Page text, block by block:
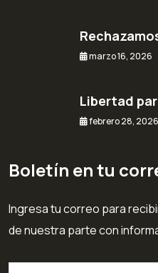
marzo 16, 2026
Libertad
febrero 28, 2026
Boletín en tu
Ingresa tu correo para
de nuestra parte con